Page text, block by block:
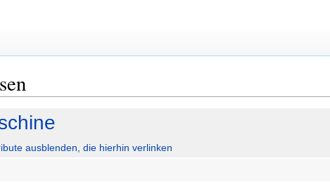
ausblenden, die hierhin verlinken